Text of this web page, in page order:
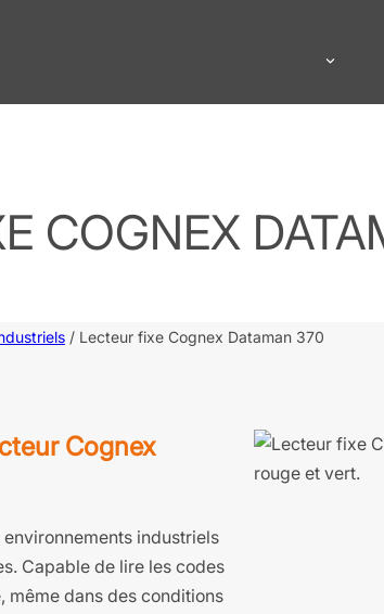
COGNEX
/ Lecteur fixe Cognex Dataman 370
Cognex
industriels
Capable de lire les codes
même dans des conditions